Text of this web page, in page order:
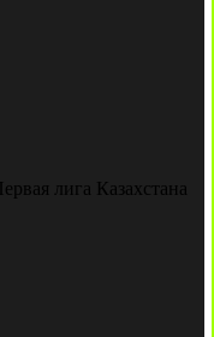
лига Казахстана